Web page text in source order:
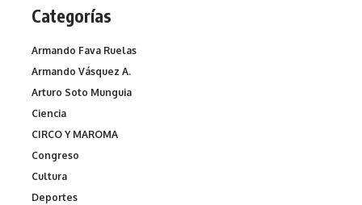
Categorías
Armando Fava Ruelas
Armando Vásquez A.
Arturo Soto Munguia
Ciencia
CIRCO Y MAROMA
Congreso
Cultura
Deportes